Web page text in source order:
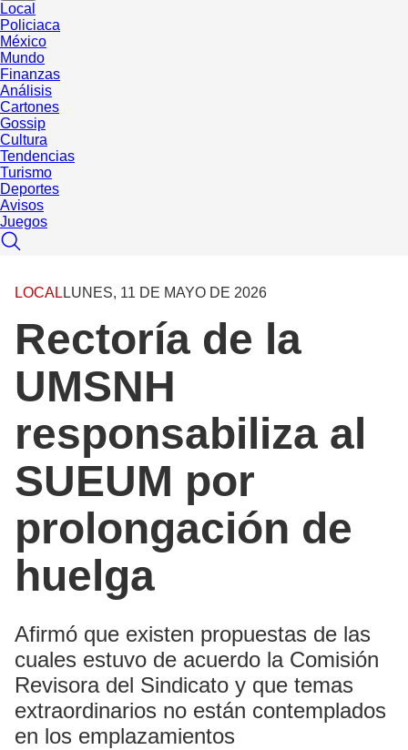
Local
Policiaca
México
Mundo
Finanzas
Análisis
Cartones
Gossip
Cultura
Tendencias
Turismo
Deportes
Avisos
Juegos
LOCAL LUNES, 11 DE MAYO DE 2026
Rectoría de la
UMSNH
responsabiliza al
SUEUM por
prolongación de
huelga
Afirmó que existen propuestas de las
cuales estuvo de acuerdo la Comisión
Revisora del Sindicato y que temas
extraordinarios no están contemplados
en los emplazamientos